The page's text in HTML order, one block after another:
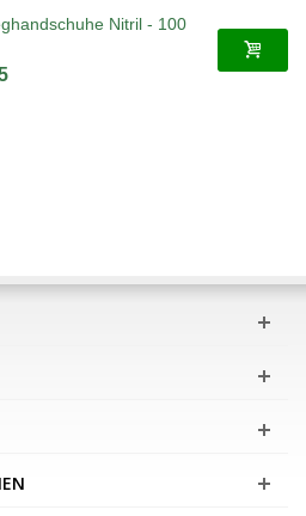
Nitril - 100